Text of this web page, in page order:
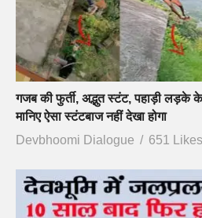
गजब की फुर्ती, अद्भुत स्टंट, पहाड़ी लड़के
मानिए ऐसा स्टंटबाज नहीं देखा होगा
Devbhoomi Dialogue
651 Likes